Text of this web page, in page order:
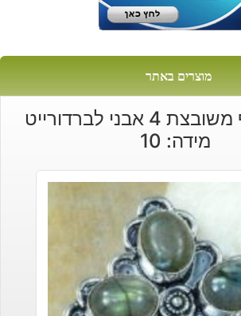
מוצרים באתר
טבעת כסף משובצת 4 אבני לברדורייט
מידה: 10